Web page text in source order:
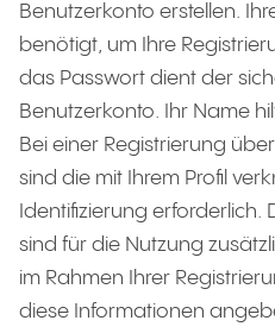
Benutzerkonto erstellen.
benötigt, um Ihre
das Passwort dient der
Benutzerkonto. Ihr Name
Bei einer Registrierung
sind die mit Ihrem Profil
Identifizierung
sind für die Nutzung
im Rahmen Ihrer
diese Informationen